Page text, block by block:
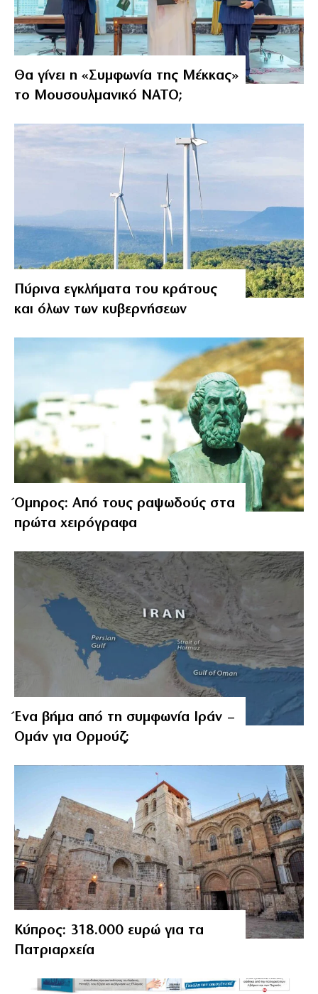
Θα γίνει η «Συμφωνία της Μέκκας»
το Μουσουλμανικό ΝΑΤΟ;
Πύρινα εγκλήματα του κράτους
και όλων των κυβερνήσεων
Όμηρος: Από τους ραψωδούς στα
πρώτα χειρόγραφα
Ένα βήμα από τη συμφωνία Ιράν –
Ομάν για Ορμούζ;
Κύπρος: 318.000 ευρώ για τα
Πατριαρχεία